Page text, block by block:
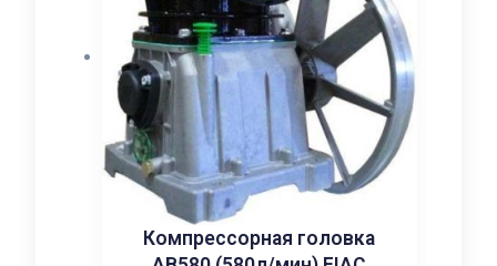
Компрессорная головка